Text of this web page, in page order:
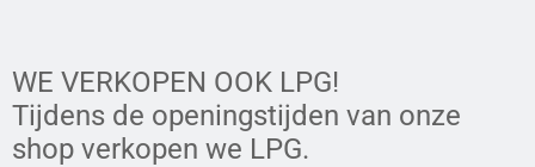
WE VERKOPEN OOK LPG!
Tijdens de openingstijden van onze
shop verkopen we LPG.